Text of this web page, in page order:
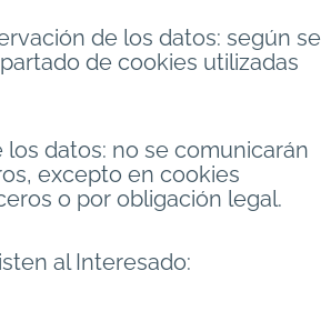
de los datos: según se
de cookies utilizadas
datos: no se comunicarán
excepto en cookies
o por obligación legal.
al Interesado: